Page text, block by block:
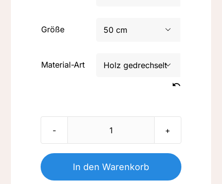
Größe 
Material-Art 
T
Schutzengel
Menge
In den Warenkorb